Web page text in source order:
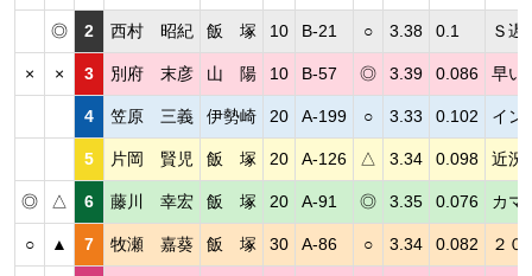
◎ 2 西村 昭紀 飯 塚 10 B-21 ○ 3.38 0.1 Ｓ遅
× × 3 別府 末彦 山 陽 10 B-57 ◎ 3.39 0.086 早い
4 笠原 三義 伊勢崎 20 A-199 ○ 3.33 0.102 イン
5 片岡 賢児 飯 塚 20 A-126 △ 3.34 0.098 近況
◎ △ 6 藤川 幸宏 飯 塚 20 A-91 ◎ 3.35 0.076 カマ
○ ▲ 7 牧瀬 嘉葵 飯 塚 30 A-86 ○ 3.34 0.082 ２０